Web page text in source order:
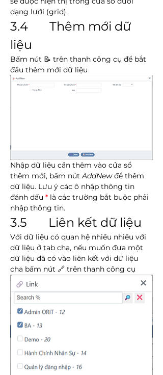
dạng lưới (grid).
3.4       Thêm mới dữ
liệu
Bấm nút 📝 trên thanh công cụ để bắt
đầu thêm mới dữ liệu
Nhập dữ liệu cần thêm vào cửa sổ
thêm mới, bấm nút AddNew để thêm
dữ liệu. Lưu ý các ô nhập thông tin
đánh dấu * là các trường bắt buộc phải
nhập thông tin.
3.5       Liên kết dữ liệu
Với dữ liệu có quan hệ nhiều nhiều với
dữ liệu ở tab cha, nếu muốn đưa một
dữ liệu đã có vào liên kết với dữ liệu
cha bấm nút 🔗 trên thanh công cụ